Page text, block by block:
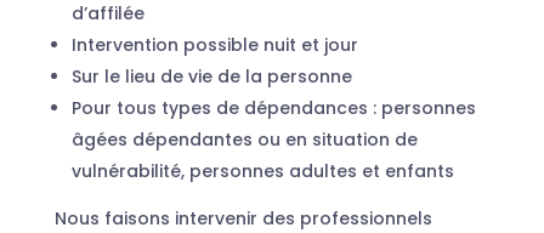
d’affilée
Intervention possible nuit et jour
Sur le lieu de vie de la personne
Pour tous types de dépendances : personnes
âgées dépendantes ou en situation de
vulnérabilité, personnes adultes et enfants
Nous faisons intervenir des professionnels